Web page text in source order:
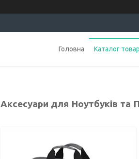
Головна Каталог
Аксесуари для Ноутбуків та